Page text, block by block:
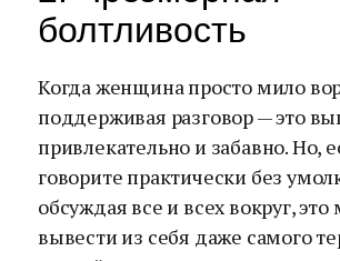
болтливость
Когда женщина просто мило
поддерживая разговор — это
привлекательно и забавно. Но,
говорите практически без
обсуждая все и всех вокруг,
вывести из себя даже самого